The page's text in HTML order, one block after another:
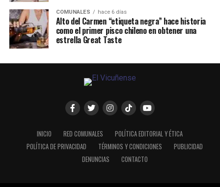
COMUNALES hace 6 días
Alto del Carmen “etiqueta negra” hace historia
como el primer pisco chileno en obtener una
estrella Great Taste
INICIO RED COMUNALES
POLÍTICA EDITORIAL Y ÉTICA
POLÍTICA DE PRIVACIDAD
TÉRMINOS Y CONDICIONES
PUBLICIDAD
DENUNCIAS
CONTACTO